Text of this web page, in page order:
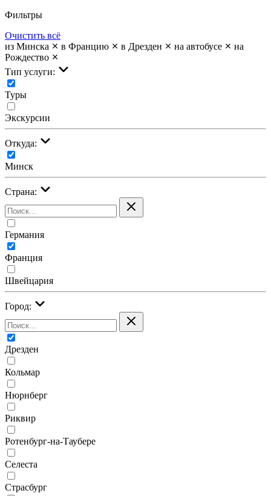
Фильтры
Очистить всё
из Минска
в Францию в Дрезден на автобусе
на
Рождество
Тип услуги:
Туры
Экскурсии
Откуда:
Минск
Страна:
Германия
Франция
Швейцария
Город:
Дрезден
Кольмар
Нюрнберг
Риквир
Ротенбург-на-Таубере
Селеста
Страсбург